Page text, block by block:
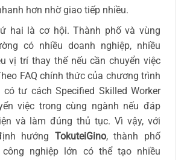
hơn nhờ giao tiếp nhiều.
hai là cơ hội. Thành phố và vùng
có nhiều doanh nghiệp, nhiều
vị trí thay thế nếu cần chuyển việc
FAQ chính thức của chương trình
có tư cách Specified Skilled Worker
việc trong cùng ngành nếu đáp
và làm đúng thủ tục. Vì vậy, với
hướng TokuteiGino, thành phố
công nghiệp lớn có thể tạo nhiều